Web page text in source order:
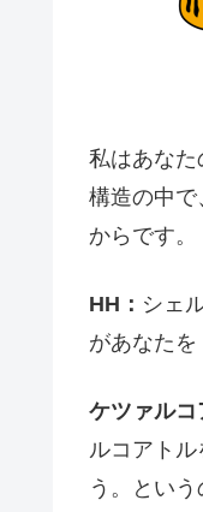
私はあな
構造の中
からです。
HH： シェ
があなたを
ケツァル
ルコアト
う。とい